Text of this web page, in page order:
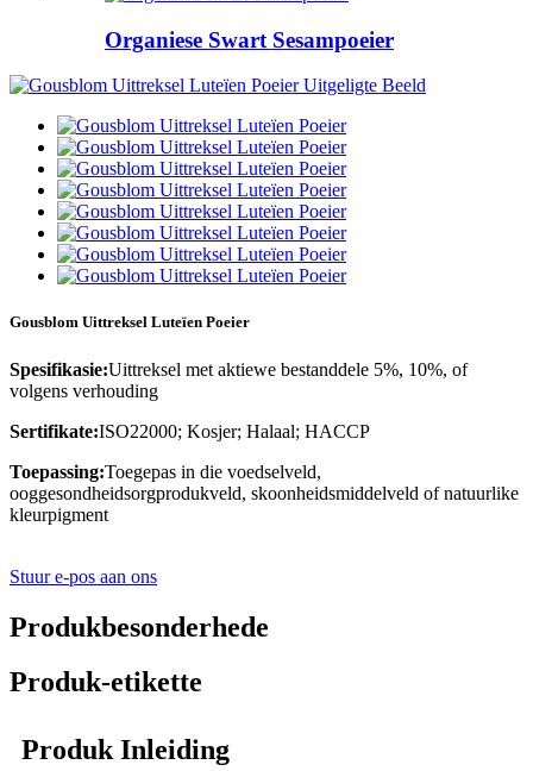
Organiese Swart Sesampoeier
Gousblom Uittreksel Luteïen Poeier
Spesifikasie:Uittreksel met aktiewe bestanddele 5%, 10%, of
volgens verhouding
Sertifikate:ISO22000; Kosjer; Halaal; HACCP
Toepassing:Toegepas in die voedselveld,
ooggesondheidsorgprodukveld, skoonheidsmiddelveld of natuurlike
kleurpigment
Stuur e-pos aan ons
Produkbesonderhede
Produk-etikette
Produk Inleiding